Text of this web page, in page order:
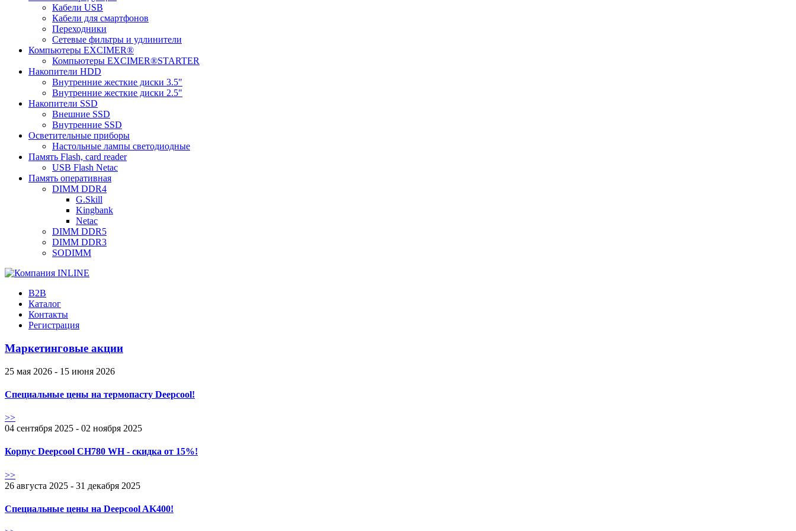
Кабели USB
Кабели для смартфонов
Переходники
Сетевые фильтры и удлинители
Компьютеры EXCIMER®
Компьютеры EXCIMER®STARTER
Накопители HDD
Внутренние жесткие диски 3.5"
Внутренние жесткие диски 2.5"
Накопители SSD
Внешние SSD
Внутренние SSD
Осветительные приборы
Настольные лампы светодиодные
Память Flash, card reader
USB Flash Netac
Память оперативная
DIMM DDR4
G.Skill
Kingbank
Netac
DIMM DDR5
DIMM DDR3
SODIMM
B2B
Каталог
Контакты
Регистрация
Маркетинговые акции
25 мая 2026 - 15 июня 2026
Специальные цены на термопасту Deepcool!
>>
04 сентября 2025 - 02 ноября 2025
Корпус Deepcool CH780 WH - скидка от 15%!
>>
26 августа 2025 - 31 декабря 2025
Специальные цены на Deepcool AK400!